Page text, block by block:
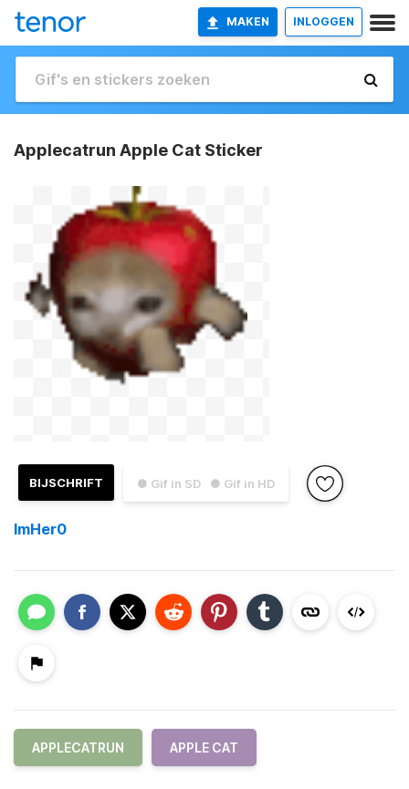
MAKEN INLOGGEN
Applecatrun Apple Cat Sticker
● Gif in SD ● Gif in HD
BIJSCHRIFT
ImHer0
APPLECATRUN APPLE CAT